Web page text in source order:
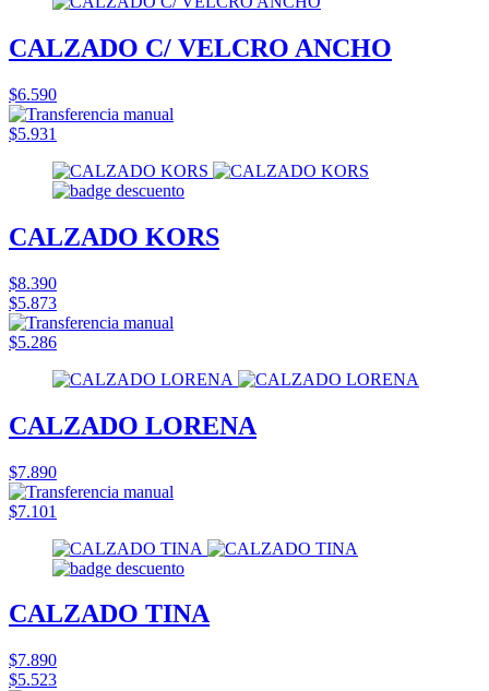
CALZADO C/ VELCRO ANCHO
$6.590
$5.931
CALZADO KORS
$8.390
$5.873
$5.286
CALZADO LORENA
$7.890
$7.101
CALZADO TINA
$7.890
$5.523